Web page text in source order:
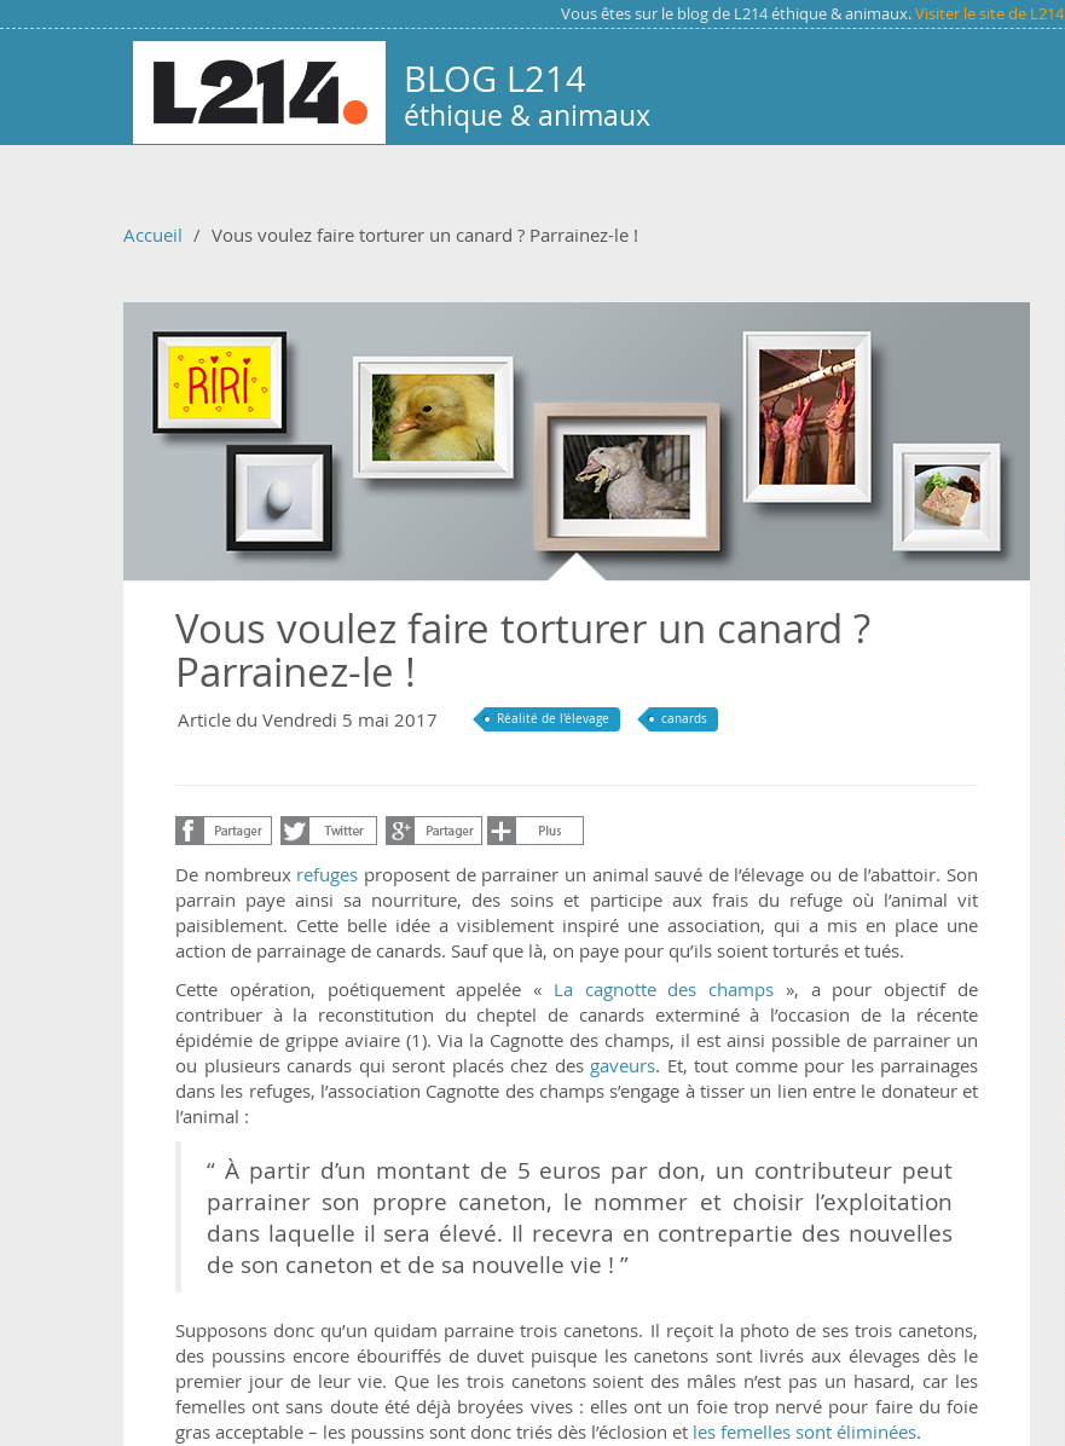
Vous êtes sur le blog de L214 éthique & animaux.Visiter le site de L214
BLOG L214
éthique & animaux
Accueil Vous voulez faire torturer un canard ? Parrainez-le !
Vous voulez faire torturer un canard ?
Parrainez-le !
Article du Vendredi 5 mai 2017 Réalité de l'élevage canards
De nombreux refuges proposent de parrainer un animal sauvé de l’élevage ou de l’abattoir. Son
parrain paye ainsi sa nourriture, des soins et participe aux frais du refuge où l’animal vit
paisiblement. Cette belle idée a visiblement inspiré une association, qui a mis en place une
action de parrainage de canards. Sauf que là, on paye pour qu’ils soient torturés et tués.
Cette opération, poétiquement appelée « La cagnotte des champs », a pour objectif de
contribuer à la reconstitution du cheptel de canards exterminé à l’occasion de la récente
épidémie de grippe aviaire (1). Via la Cagnotte des champs, il est ainsi possible de parrainer un
ou plusieurs canards qui seront placés chez des gaveurs. Et, tout comme pour les parrainages
dans les refuges, l’association Cagnotte des champs s’engage à tisser un lien entre le donateur et
l’animal :
“ À partir d’un montant de 5 euros par don, un contributeur peut
parrainer son propre caneton, le nommer et choisir l’exploitation
dans laquelle il sera élevé. Il recevra en contrepartie des nouvelles
de son caneton et de sa nouvelle vie ! ”
Supposons donc qu’un quidam parraine trois canetons. Il reçoit la photo de ses trois canetons,
des poussins encore ébouriffés de duvet puisque les canetons sont livrés aux élevages dès le
premier jour de leur vie. Que les trois canetons soient des mâles n’est pas un hasard, car les
femelles ont sans doute été déjà broyées vives : elles ont un foie trop nervé pour faire du foie
gras acceptable – les poussins sont donc triés dès l’éclosion et les femelles sont éliminées.